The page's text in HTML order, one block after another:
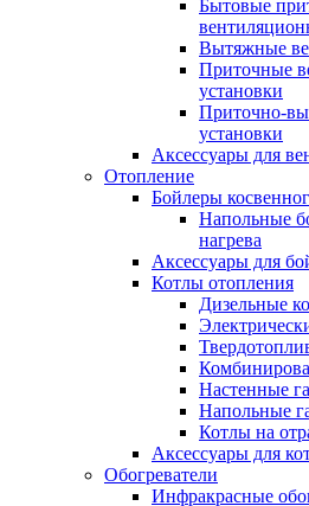
Бытовые
Вытяжные
Приточные
установки
Приточно-
установки
Аксессуары для
Отопление
Бойлеры
Напольные
нагрева
Аксессуары для
Котлы отопления
Дизельные
Настенные
Напольные
Котлы на
Аксессуары для
Обогреватели
Инфракрасные